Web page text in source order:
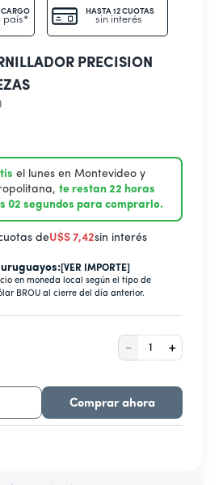
CARGO
país*
HASTA 12 CUOTAS
sin interés
PRECISION
el lunes en Montevideo y
te restan 22 horas
01 segundos para comprarlo.
deU$S 7,42sin interés
uruguayos:[VER IMPORTE]
en moneda local según el tipo de
BROU al cierre del día anterior.
＋
－
Comprar ahora